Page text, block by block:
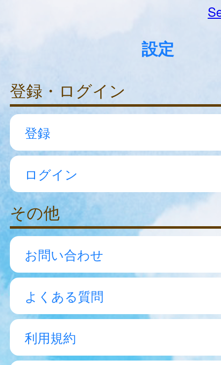
設定
登録・ログイン
登録
ログイン
その他
お問い合わせ
よくある質問
利用規約